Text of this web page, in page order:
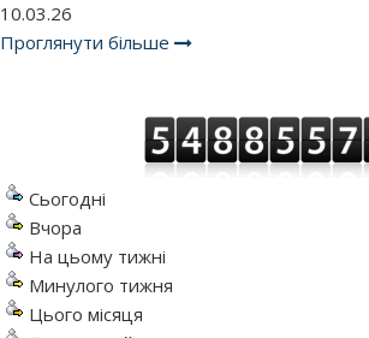
10.03.26
Проглянути більше
Сьогодні
Вчора
На цьому тижні
Минулого тижня
Цього місяця